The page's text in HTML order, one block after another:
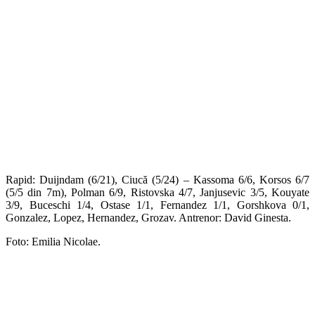
Rapid: Duijndam (6/21), Ciucă (5/24) – Kassoma 6/6, Korsos 6/7
(5/5 din 7m), Polman 6/9, Ristovska 4/7, Janjusevic 3/5, Kouyate
3/9, Buceschi 1/4, Ostase 1/1, Fernandez 1/1, Gorshkova 0/1,
Gonzalez, Lopez, Hernandez, Grozav. Antrenor: David Ginesta.
Foto: Emilia Nicolae.